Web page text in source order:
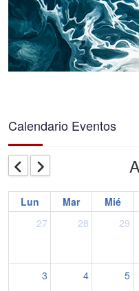
Calendario Eventos
Lun Mar Mié
27
28 29
3 4 5